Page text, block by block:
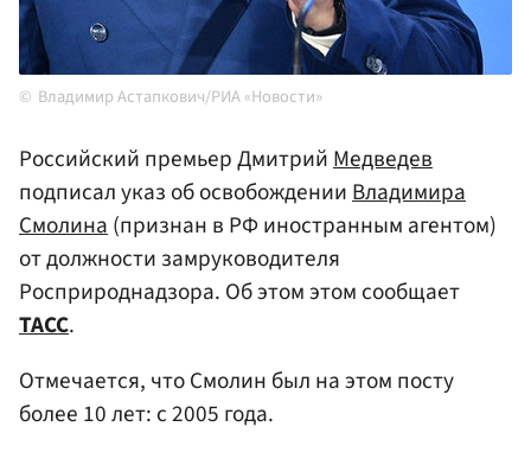
Владимир Астапкович/РИА «Новости»
Российский премьер ДмитрийМедведев
подписал указ об освобожденииВладимира
Смолина(признан в РФ иностранным агентом)
от должности замруководителя
Росприроднадзора. Об этом этом сообщает
ТАСС.
Отмечается, что Смолин был на этом посту
более 10 лет: с 2005 года.